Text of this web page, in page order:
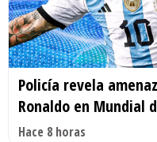
Policía revela
Ronaldo en Mundial
Hace 8 horas